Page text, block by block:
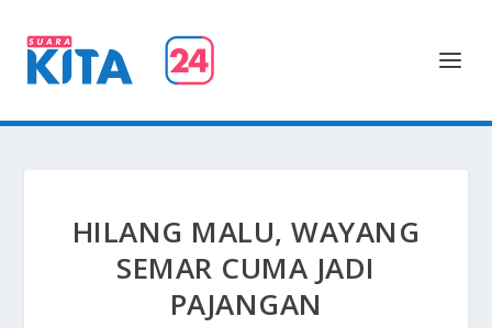
HILANG MALU, WAYANG
SEMAR CUMA JADI
PAJANGAN